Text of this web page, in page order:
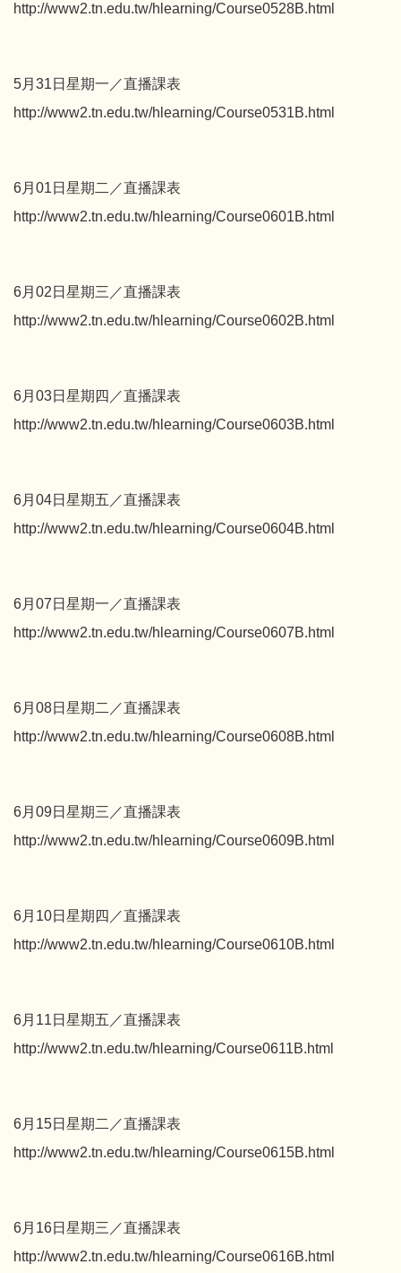
http://www2.tn.edu.tw/hlearning/Course0528B.html
5月31日星期一／直播課表
http://www2.tn.edu.tw/hlearning/Course0531B.html
6月01日星期二／直播課表
http://www2.tn.edu.tw/hlearning/Course0601B.html
6月02日星期三／直播課表
http://www2.tn.edu.tw/hlearning/Course0602B.html
6月03日星期四／直播課表
http://www2.tn.edu.tw/hlearning/Course0603B.html
6月04日星期五／直播課表
http://www2.tn.edu.tw/hlearning/Course0604B.html
6月07日星期一／直播課表
http://www2.tn.edu.tw/hlearning/Course0607B.html
6月08日星期二／直播課表
http://www2.tn.edu.tw/hlearning/Course0608B.html
6月09日星期三／直播課表
http://www2.tn.edu.tw/hlearning/Course0609B.html
6月10日星期四／直播課表
http://www2.tn.edu.tw/hlearning/Course0610B.html
6月11日星期五／直播課表
http://www2.tn.edu.tw/hlearning/Course0611B.html
6月15日星期二／直播課表
http://www2.tn.edu.tw/hlearning/Course0615B.html
6月16日星期三／直播課表
http://www2.tn.edu.tw/hlearning/Course0616B.html